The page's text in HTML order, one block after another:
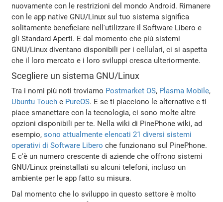
nuovamente con le restrizioni del mondo Android. Rimanere
con le app native GNU/Linux sul tuo sistema significa
solitamente beneficiare nell'utilizzare il Software Libero e
gli Standard Aperti. E dal momento che più sistemi
GNU/Linux diventano disponibili per i cellulari, ci si aspetta
che il loro mercato e i loro sviluppi cresca ulteriormente.
Scegliere un sistema GNU/Linux
Tra i nomi più noti troviamo Postmarket OS, Plasma Mobile,
Ubuntu Touch e PureOS. E se ti piacciono le alternative e ti
piace smanettare con la tecnologia, ci sono molte altre
opzioni disponibili per te. Nella wiki di PinePhone wiki, ad
esempio,sono attualmente elencati 21 diversi sistemi
operativi di Software Libero che funzionano sul PinePhone.
E c'è un numero crescente di aziende che offrono sistemi
GNU/Linux preinstallati su alcuni telefoni, incluso un
ambiente per le app fatto su misura.
Dal momento che lo sviluppo in questo settore è molto